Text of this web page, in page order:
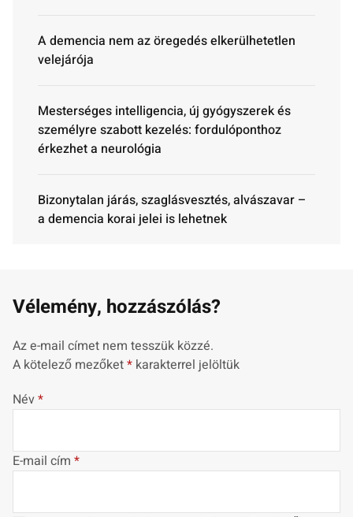
A demencia nem az öregedés elkerülhetetlen
velejárója
Mesterséges intelligencia, új gyógyszerek és
személyre szabott kezelés: fordulóponthoz
érkezhet a neurológia
Bizonytalan járás, szaglásvesztés, alvászavar –
a demencia korai jelei is lehetnek
Vélemény, hozzászólás?
Az e-mail címet nem tesszük közzé.
A kötelező mezőket* karakterrel jelöltük
Név*
E-mail cím *